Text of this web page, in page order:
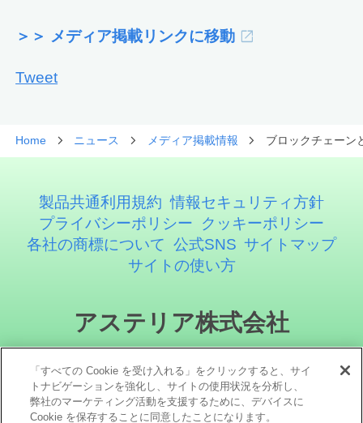
＞＞ メディア掲載リンクに移動
Tweet
Home ニュース メディア掲載情報 ブロックチェーン
製品共通利用規約 情報セキュリティ方針
プライバシーポリシー
クッキーポリシー
各社の商標について 公式SNS サイトマップ
サイトの使い方
アステリア株式会社
「すべての Cookie を受け入れる」をクリックすると、サイ
トナビゲーションを強化し、サイトの使用状況を分析し、
弊社のマーケティング活動を支援するために、デバイスに
Cookie を保存することに同意したことになります。